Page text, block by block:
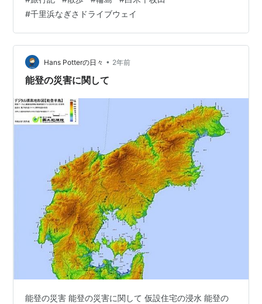
かる？」ってことが時々あったが、ここだったんです
ね。こちらの開業は1899年で武蔵小杉駅の1944年より
古いため、越中小杉駅ではなく「小杉駅」だったんです
ね。 そして高岡駅に到着。 ここが始発となる氷見線に忍
者ハットリくん列車が停まってます。高岡は藤子・F・不
二雄氏の故郷。晩年を過ごした川…
#千里浜なぎさドライブウェイ
Hans Potterの日々 • 2年前
能登の災害に関して
能登の災害 能登の災害に関して 仮設住宅の浸水 能登の